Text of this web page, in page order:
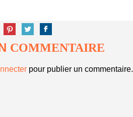
COMMENTAIRE
pour publier un commentaire.